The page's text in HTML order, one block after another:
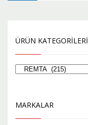
ÜRÜN KATEGORILERI
MARKALAR